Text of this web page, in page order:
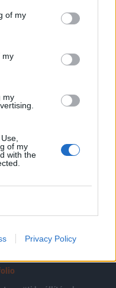
of my
my
my
of my
with the
Privacy Policy